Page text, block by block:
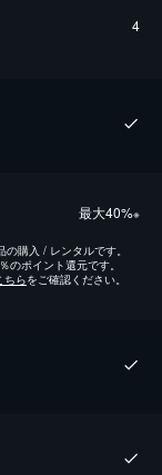
4
最⼤40%※
購入 / レンタルです。
ポイント還元です。
ちらをご確認ください。